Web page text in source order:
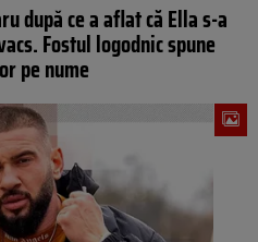
dupǎ ce a aflat că Ella s-a
Fostul logodnic spune
pe nume